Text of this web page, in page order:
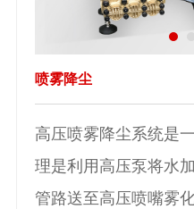
喷雾降尘
高压喷雾降尘系统是
理是利用高压泵将水
管路送至高压喷嘴雾